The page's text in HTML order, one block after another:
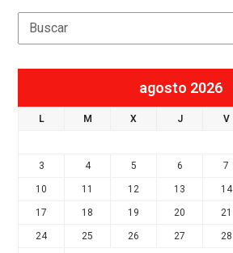
Search
agosto 2026
L M X J V
3 4 5 6 7
10 11 12 13 14
17 18 19 20 21
24 25 26 27 28